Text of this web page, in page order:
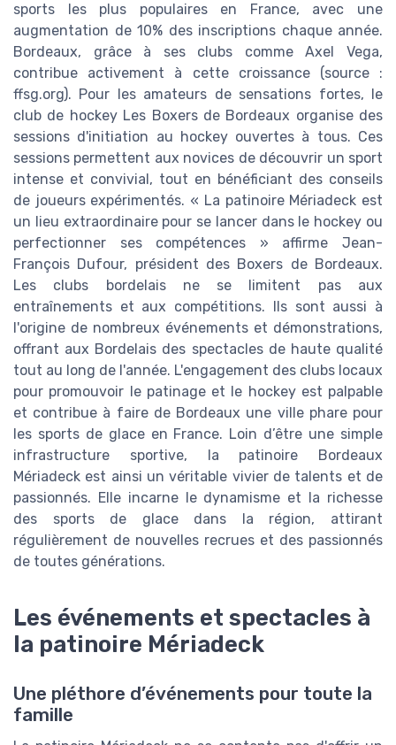
sports les plus populaires en France, avec une
augmentation de 10% des inscriptions chaque année.
Bordeaux, grâce à ses clubs comme Axel Vega,
contribue activement à cette croissance (source :
ffsg.org). Pour les amateurs de sensations fortes, le
club de hockey Les Boxers de Bordeaux organise des
sessions d'initiation au hockey ouvertes à tous. Ces
sessions permettent aux novices de découvrir un sport
intense et convivial, tout en bénéficiant des conseils
de joueurs expérimentés. « La patinoire Mériadeck est
un lieu extraordinaire pour se lancer dans le hockey ou
perfectionner ses compétences » affirme Jean-
François Dufour, président des Boxers de Bordeaux.
Les clubs bordelais ne se limitent pas aux
entraînements et aux compétitions. Ils sont aussi à
l'origine de nombreux événements et démonstrations,
offrant aux Bordelais des spectacles de haute qualité
tout au long de l'année. L'engagement des clubs locaux
pour promouvoir le patinage et le hockey est palpable
et contribue à faire de Bordeaux une ville phare pour
les sports de glace en France. Loin d’être une simple
infrastructure sportive, la patinoire Bordeaux
Mériadeck est ainsi un véritable vivier de talents et de
passionnés. Elle incarne le dynamisme et la richesse
des sports de glace dans la région, attirant
régulièrement de nouvelles recrues et des passionnés
de toutes générations.
Les événements et spectacles à
la patinoire Mériadeck
Une pléthore d’événements pour toute la
famille